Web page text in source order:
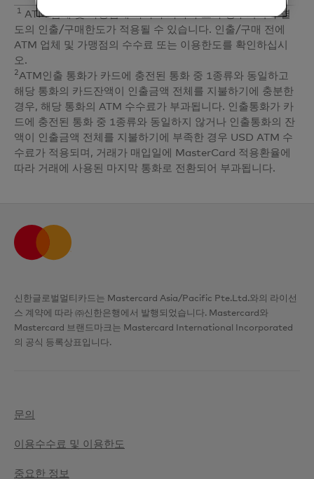
1 ATM 업체 및 가맹점에 따라 추가 수수료가 청구되거나 별
도의 인출/구매한도가 적용될 수 있습니다. 인출/구매 전에
ATM 업체 및 가맹점의 수수료 또는 이용한도를 확인하십시
오.
2ATM인출 통화가 카드에 충전된 통화 중 1종류와 동일하고
해당 통화의 카드잔액이 인출금액 전체를 지불하기에 충분한
경우, 해당 통화의 ATM 수수료가 부과됩니다. 인출통화가 카
드에 충전된 통화 중 1종류와 동일하지 않거나 인출통화의 잔
액이 인출금액 전체를 지불하기에 부족한 경우 USD ATM 수
수료가 적용되며, 거래가 매입일에 MasterCard 적용환율에
따라 거래에 사용된 마지막 통화로 전환되어 부과됩니다.
신한글로벌멀티카드는 Mastercard Asia/Pacific Pte.Ltd.와의 라이선
스 계약에 따라 ㈜신한은행에서 발행되었습니다. Mastercard와
Mastercard 브랜드마크는 Mastercard International Incorporated
의 공식 등록상표입니다.
문의
이용수수료 및 이용한도
중요한 정보